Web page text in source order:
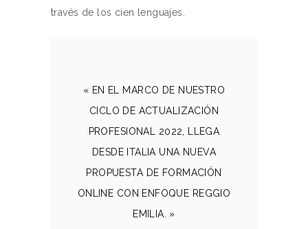
través de los cien lenguajes.
« EN EL MARCO DE NUESTRO
CICLO DE ACTUALIZACIÓN
PROFESIONAL 2022, LLEGA
DESDE ITALIA UNA NUEVA
PROPUESTA DE FORMACIÓN
ONLINE CON ENFOQUE REGGIO
EMILIA. »